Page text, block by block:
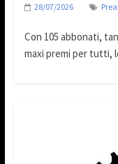
28/07/2026
Con 105 abbonati,
maxi premi per tutti,